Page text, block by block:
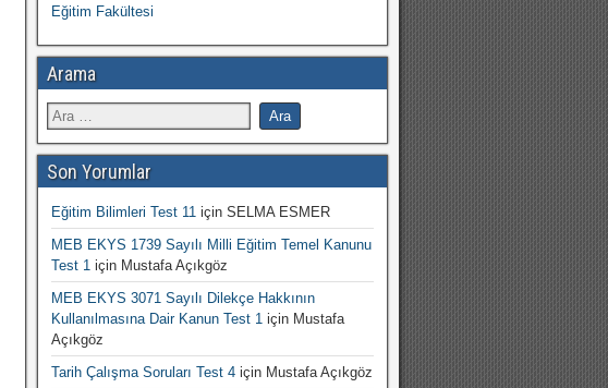
Eğitim Fakültesi
Arama
Son Yorumlar
Eğitim Bilimleri Test 11için SELMA ESMER
MEB EKYS 1739 Sayılı Milli Eğitim Temel Kanunu
Test 1için Mustafa Açıkgöz
MEB EKYS 3071 Sayılı Dilekçe Hakkının
Kullanılmasına Dair Kanun Test 1için Mustafa
Açıkgöz
Tarih Çalışma Soruları Test 4için Mustafa Açıkgöz